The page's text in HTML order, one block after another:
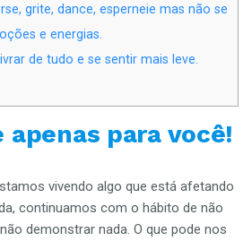
grite, dance, esperneie mas não se
e energias.
de tudo e se sentir mais leve.
apenas para você!
vivendo algo que está afetando
continuamos com o hábito de não
demonstrar nada. O que pode nos